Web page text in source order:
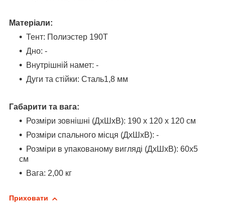
Матеріали:
Тент: Полиэстер 190Т
Дно: -
Внутрішній намет: -
Дуги та стійки: Сталь1,8 мм
Габарити та вага:
Розміри зовнішні (ДхШхВ): 190 х 120 х 120 см
Розміри спального місця (ДхШхВ): -
Розміри в упакованому вигляді (ДхШхВ): 60х5
см
Вага: 2,00 кг
Приховати